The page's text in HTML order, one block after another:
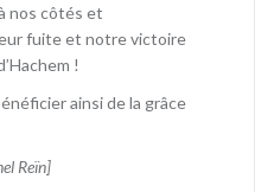
nos côtés et
fuite et notre victoire
!
ainsi de la grâce
Reïn]